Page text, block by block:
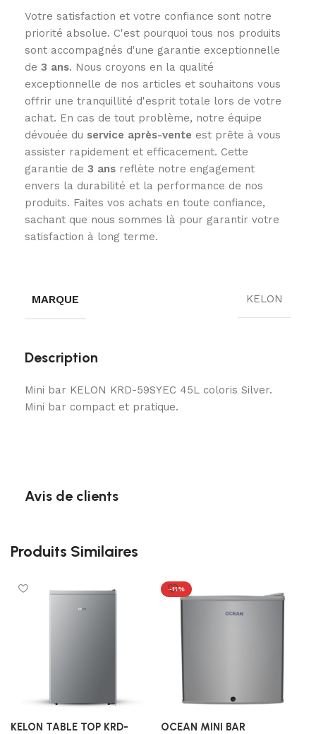
Votre satisfaction et votre confiance sont notre
priorité absolue. C'est pourquoi tous nos produits
sont accompagnés d'une garantie exceptionnelle
de 3 ans. Nous croyons en la qualité
exceptionnelle de nos articles et souhaitons vous
offrir une tranquillité d'esprit totale lors de votre
achat. En cas de tout problème, notre équipe
dévouée du service après-vente est prête à vous
assister rapidement et efficacement. Cette
garantie de 3 ans reflète notre engagement
envers la durabilité et la performance de nos
produits. Faites vos achats en toute confiance,
sachant que nous sommes là pour garantir votre
satisfaction à long terme.
MARQUE KELON
Description
Mini bar KELON KRD-59SYEC 45L coloris Silver.
Mini bar compact et pratique.
Avis de clients
Produits Similaires
KELON TABLE TOP KRD-
-11%
OCEAN MINI BAR